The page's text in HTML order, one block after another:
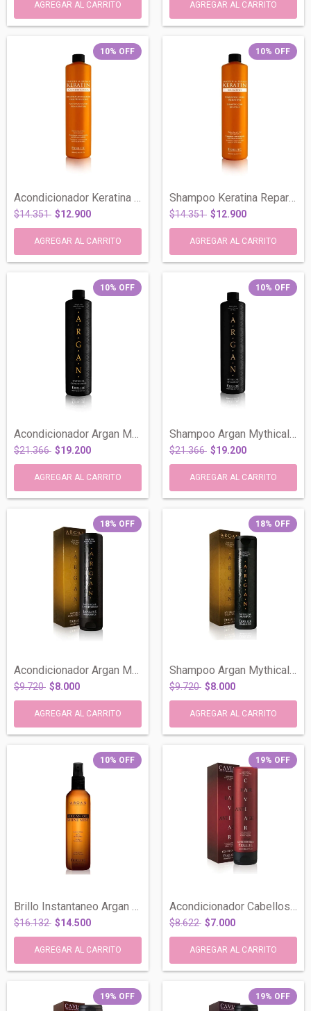
10% OFF
Acondicionador Keratina Reparador Anti F...
$14.351 $12.900
10% OFF
Shampoo Keratina Reparador Anti Frizz X...
$14.351 $12.900
10% OFF
Acondicionador Argan Mythical Todo Tipo...
$21.366 $19.200
10% OFF
Shampoo Argan Mythical Todo Tipo Cabello...
$21.366 $19.200
18% OFF
Acondicionador Argan Mythical Todo Tipo...
$9.720 $8.000
18% OFF
Shampoo Argan Mythical Todo Tipo Cabello...
$9.720 $8.000
10% OFF
Brillo Instantaneo Argan Oil Shine Mist...
$16.132 $14.500
19% OFF
Acondicionador Cabellos Teñidos Caviar X...
$8.622 $7.000
19% OFF 19% OFF